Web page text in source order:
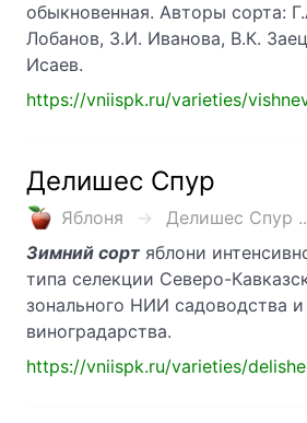
обыкновенная. Авторы сорта:
Лобанов, З.И. Иванова, В.К.
Исаев.
https://vniispk.ru/varieties/
Делишес Спур
Яблоня
Делишес Спур
Зимний сорт яблони
типа селекции Северо-
зонального НИИ садоводства и
виноградарства.
https://vniispk.ru/varieties/